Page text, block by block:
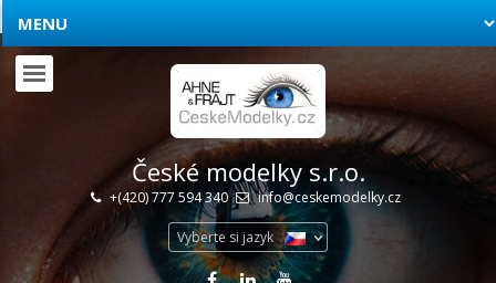
České modelky s.r.o.
+(420) 777 594 340 info@ceskemodelky.cz
Vyberte si jazyk